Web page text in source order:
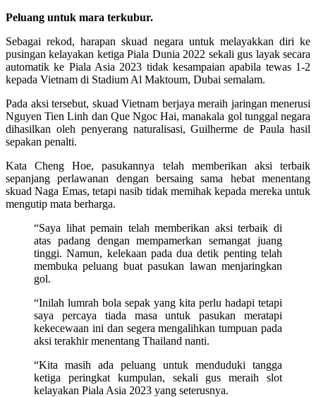
Peluang untuk mara terkubur.
Sebagai rekod, harapan skuad negara untuk melayakkan diri ke
pusingan kelayakan ketiga Piala Dunia 2022 sekali gus layak secara
automatik ke Piala Asia 2023 tidak kesampaian apabila tewas 1-2
kepada Vietnam di Stadium Al Maktoum, Dubai semalam.
Pada aksi tersebut, skuad Vietnam berjaya meraih jaringan menerusi
Nguyen Tien Linh dan Que Ngoc Hai, manakala gol tunggal negara
dihasilkan oleh penyerang naturalisasi, Guilherme de Paula hasil
sepakan penalti.
Kata Cheng Hoe, pasukannya telah memberikan aksi terbaik
sepanjang perlawanan dengan bersaing sama hebat menentang
skuad Naga Emas, tetapi nasib tidak memihak kepada mereka untuk
mengutip mata berharga.
“Saya lihat pemain telah memberikan aksi terbaik di
atas padang dengan mempamerkan semangat juang
tinggi. Namun, kelekaan pada dua detik penting telah
membuka peluang buat pasukan lawan menjaringkan
gol.
“Inilah lumrah bola sepak yang kita perlu hadapi tetapi
saya percaya tiada masa untuk pasukan meratapi
kekecewaan ini dan segera mengalihkan tumpuan pada
aksi terakhir menentang Thailand nanti.
“Kita masih ada peluang untuk menduduki tangga
ketiga peringkat kumpulan, sekali gus meraih slot
kelayakan Piala Asia 2023 yang seterusnya.